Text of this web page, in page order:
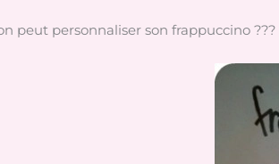
peut personnaliser son frappuccino ???